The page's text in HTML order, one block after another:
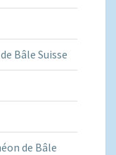
Bâle Suisse
de Bâle